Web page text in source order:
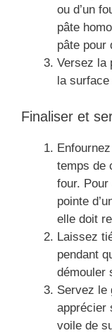
ou d’un
pâte
pâte pour
Versez la
la
Finaliser et
temps de
four.
pointe
elle doit
Laissez
pendant
démouler
Servez le
apprécier
voile de